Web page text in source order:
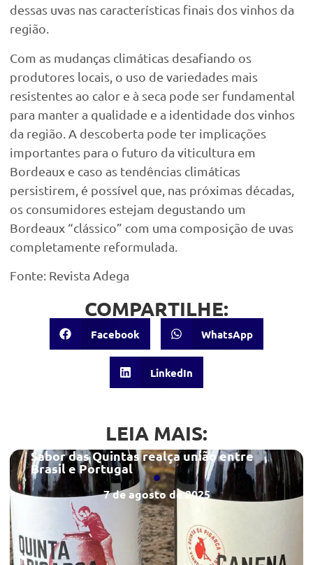
dessas uvas nas características finais dos vinhos da
região.
Com as mudanças climáticas desafiando os
produtores locais, o uso de variedades mais
resistentes ao calor e à seca pode ser fundamental
para manter a qualidade e a identidade dos vinhos
da região. A descoberta pode ter implicações
importantes para o futuro da viticultura em
Bordeaux e caso as tendências climáticas
persistirem, é possível que, nas próximas décadas,
os consumidores estejam degustando um
Bordeaux “clássico” com uma composição de uvas
completamente reformulada.
Fonte: Revista Adega
COMPARTILHE:
Facebook WhatsApp
LinkedIn
LEIA MAIS:
Sabor das Quintas realça união entre
Brasil e Portugal
7 de agosto de 2025